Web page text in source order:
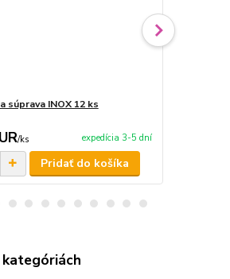
súprava INOX 12 ks
/ks expedícia 3-5 dní
Pridať do košíka